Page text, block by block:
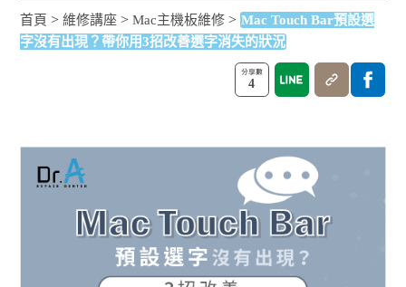
首頁 >維修講座 >Mac主機板維修 > Mac Touch Bar預設選
字沒有出現？帶你用3招改善選字消失的狀況
4